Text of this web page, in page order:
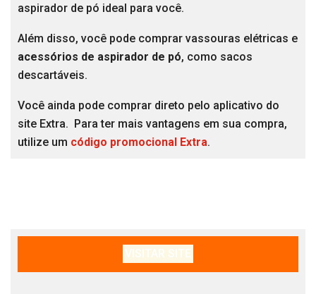
aspirador de pó ideal para você.
Além disso, você pode comprar vassouras elétricas e
acessórios de aspirador de pó, como sacos
descartáveis.
Você ainda pode comprar direto pelo aplicativo do
site Extra. Para ter mais vantagens em sua compra,
utilize um código promocional Extra.
VISITAR SITE